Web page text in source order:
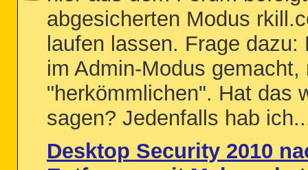
abgesicherten Modus
laufen lassen. Frage dazu:
im Admin-Modus gemacht,
"herkömmlichen". Hat das
sagen? Jedenfalls hab
Desktop Security 2010